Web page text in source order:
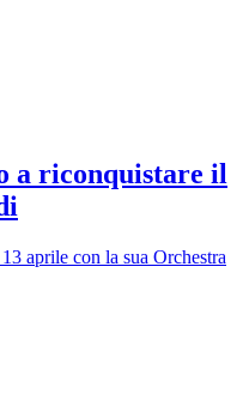
a riconquistare il
aprile con la sua Orchestra